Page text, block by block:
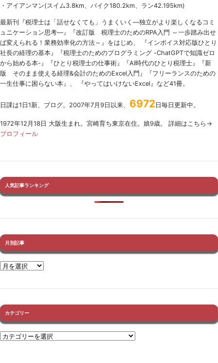
・アイアンマン(スイム3.8km、バイク180.2km、ラン42.195km)
最新刊『税理士は「話せなくても」うまくいく ―独立がより楽しくなるコミ
ュニケーション思考―』『改訂版 税理士のためのRPA入門 ～一歩踏み出せ
ば変えられる！業務効率化の方法～』をはじめ、 『インボイス対応版ひとり
社長の経理の基本』『税理士のためのプログラミング -ChatGPTで知識ゼロ
から始める本-』『ひとり税理士の仕事術』『AI時代のひとり税理士』『新
版 そのまま使える経理&会計のためのExcel入門』『フリーランスのための
一生仕事に困らない本』、 『やってはいけないExcel』など41冊。
日課は1日1新、ブログ。2007年7月9日以来、 6972 日毎日更新中。
1972年12月18日 大阪生まれ。宮崎育ち東京在住。娘9歳。 詳細はこちら→
プロフィール
人気記事ランキング
月別記事
カテゴリー